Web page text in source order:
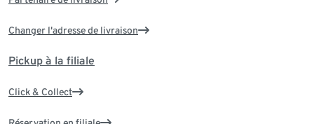
Changer l'adresse de livraison
Pickup à la filiale
Click & Collect